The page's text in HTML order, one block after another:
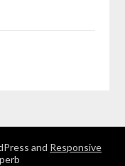
and Responsive